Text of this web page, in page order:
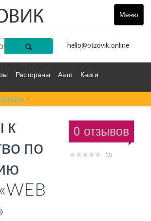
Меню
Toggle
hello@otzovik.online
Рестораны Авто Книги
Деньги
0 отзывов
(0)
к
по